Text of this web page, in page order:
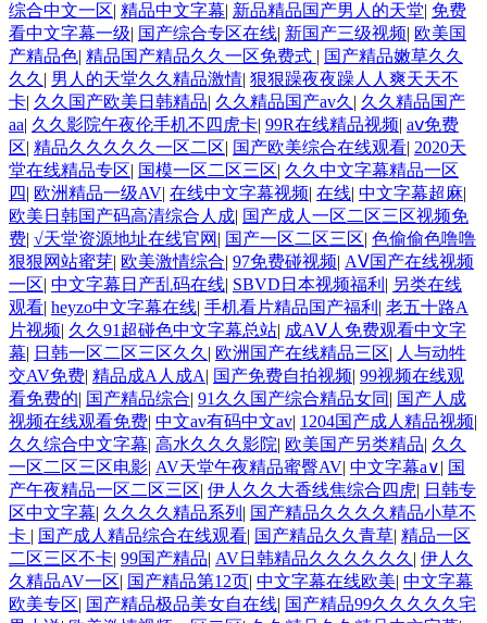
综合中文一区| 精品中文字幕| 新品精品国产男人的天堂| 免费
看中文字幕一级| 国产综合专区在线| 新国产三级视频| 欧美国
产精品色| 精品国产精品久久一区免费式 | 国产精品嫩草久久
久久 | 男人的天堂久久精品激情| 狠狠躁夜夜躁人人爽天天不
卡| 久久国产欧美日韩精品| 久久精品国产av久 | 久久精品国产
aa| 久久影院午夜伦手机不四虎卡| 99R在线精品视频| aⅴ免费
区| 精品久久久久久一区二区| 国产欧美综合在线观看| 2020天
堂在线精品专区| 国模一区二区三区| 久久中文字幕精品一区
四| 欧洲精品一级AV| 在线中文字幕视频| 在线| 中文字幕超麻|
欧美日韩国产码高清综合人成| 国产成人一区二区三区视频免
费| √天堂资源地址在线官网 | 国产一区二区三区| 色偷偷色噜噜
狠狠网站蜜芽| 欧美激情综合| 97免费碰视频| AⅤ国产在线视频
一区| 中文字幕日产乱码在线| SBVD日本视频福利 | 另类在线
观看| heyzo中文字幕在线| 手机看片精品国产福利 | 老五十路A
片视频| 久久91超碰色中文字幕总站| 成AⅤ人免费观看中文字
幕| 日韩一区二区三区久久 | 欧洲国产在线精品三区| 人与动牲
交AV免费| 精品成A人成A| 国产免费自拍视频| 99视频在线观
看免费的| 国产精品综合| 91久久国产综合精品女同 | 国产人成
视频在线观看免费| 中文av有码中文av| 1204国产成人精品视频|
久久综合中文字幕| 高水久久久影院| 欧美国产另类精品| 久久
一区二区三区电影| AV天堂午夜精品蜜臀AV| 中文字幕a∨| 国
产午夜精品一区二区三区| 伊人久久大香线焦综合四虎| 日韩专
区中文字幕| 久久久久精品系列 | 国产精品久久久久精品小草不
卡 | 国产成人精品综合在线观看| 国产精品久久青草| 精品一区
二区三区不卡| 99国产精品| AV日韩精品久久久久久久 | 伊人久
久精品AV一区| 国产精品第12页| 中文字幕在线欧美| 中文字幕
欧美专区| 国产精品极品美女自在线| 国产精品99久久久久久宅